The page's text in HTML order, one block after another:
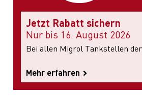
Jetzt Rabatt sichern
Nur bis 16. August 2026
Bei allen Migrol Tankstellen
Mehr erfahren